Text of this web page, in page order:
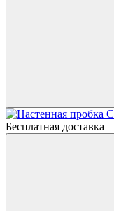
Бесплатная доставка